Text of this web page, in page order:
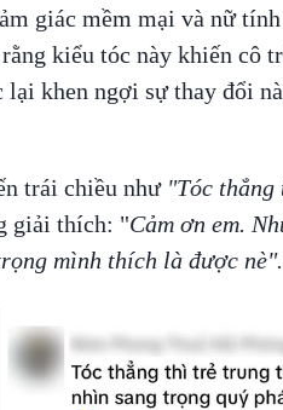
giác mềm mại và nữ
kiểu tóc này khiến cô
lại khen ngợi sự thay đổi
trái chiều như "Tóc
giải thích: "Cảm ơn em.
mình thích là được nè".